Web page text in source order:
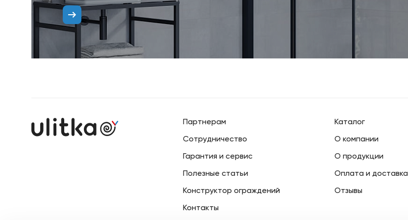
Партнерам
Сотрудничество
Гарантия и сервис
Полезные статьи
Конструктор ограждений
Контакты
Каталог
О компании
О продукции
Оплата и доставка
Отзывы